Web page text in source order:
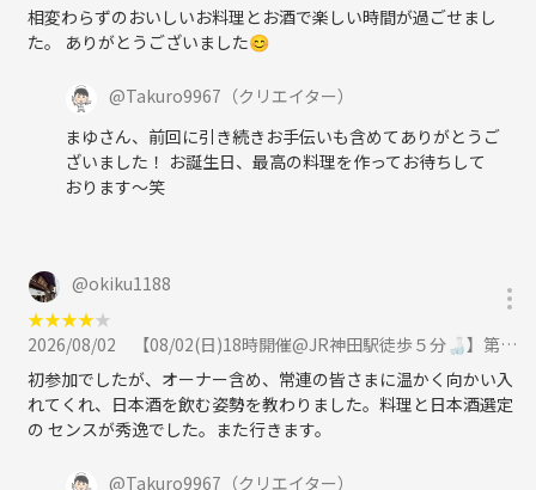
相変わらずのおいしいお料理とお酒で楽しい時間が過ごせまし
た。 ありがとうございました😊
@Takuro9967 （クリエイター）
まゆさん、前回に引き続きお手伝いも含めてありがとうご
ざいました！ お誕生日、最高の料理を作ってお待ちして
おります〜笑
@okiku1188
★★★★★
2026/08/02
【08/02(日)18時開催@JR神田駅徒歩５分🍶】第４回日本酒飲み比べ×本格和食コース！✨に参加
初参加でしたが、オーナー含め、常連の皆さまに温かく向かい入
れてくれ、日本酒を飲む姿勢を教わりました。料理と日本酒選定
の センスが秀逸でした。また行きます。
@Takuro9967 （クリエイター）